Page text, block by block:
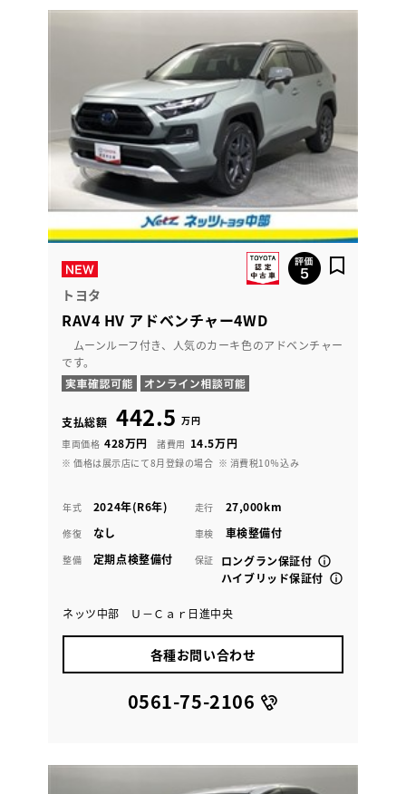
トヨタ
RAV4 HV アドベンチャー4WD
ムーンルーフ付き、人気のカーキ色のアドベンチャー
です。
支払総額 442.5 万円
車両価格 428万円 諸費用 14.5万円
※ 価格は展示店にて8月登録の場合 ※ 消費税10％込み
年式 2024年(R6年) 走行 27,000km
修復 なし 車検 車検整備付
整備 定期点検整備付 保証
ロングラン保証付
ハイブリッド保証付
ネッツ中部 Ｕ－Ｃａｒ日進中央
各種お問い合わせ
0561-75-2106